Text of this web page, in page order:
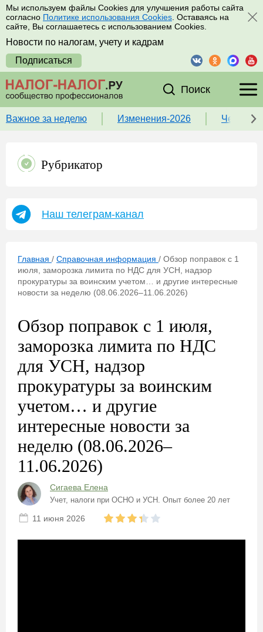
Мы используем файлы Cookies для улучшения работы сайта
согласно Политике использования Cookies . Оставаясь на
сайте, Вы соглашаетесь с использованием Cookies.
Новости по налогам, учету и кадрам
Подписаться
Поиск
Важное за неделю Изменения-2026 Чек-
Рубрикатор
Наш телеграм-канал
Главная / Справочная информация / Обзор поправок с 1
июля, заморозка лимита по НДС для УСН, надзор
прокуратуры за воинским учетом… и другие интересные
новости за неделю (08.06.2026–11.06.2026)
Обзор поправок с 1 июля,
заморозка лимита по НДС
для УСН, надзор
прокуратуры за воинским
учетом… и другие
интересные новости за
неделю (08.06.2026–
11.06.2026)
Сигаева Елена
Учет, налоги при ОСНО и УСН. Опыт более 20 лет
11 июня 2026